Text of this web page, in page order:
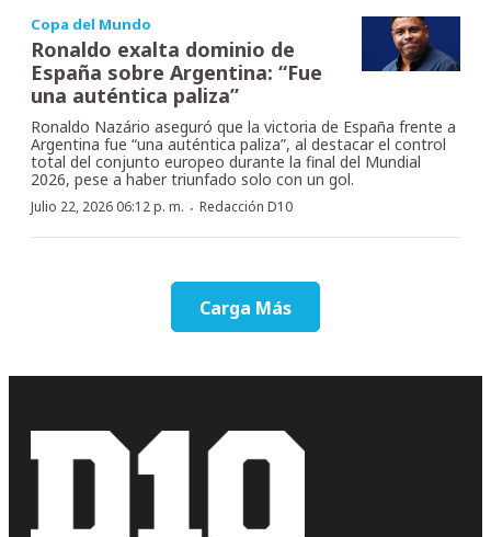
Copa del Mundo
Ronaldo exalta dominio de
España sobre Argentina: “Fue
una auténtica paliza”
Ronaldo Nazário aseguró que la victoria de España frente a
Argentina fue “una auténtica paliza”, al destacar el control
total del conjunto europeo durante la final del Mundial
2026, pese a haber triunfado solo con un gol.
Julio 22, 2026 06:12 p. m. · Redacción D10
Carga Más